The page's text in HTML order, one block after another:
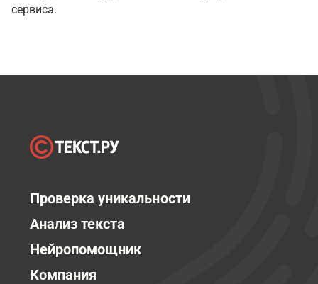
сервиса.
Проверка уникальности
Анализ текста
Нейропомощник
Компания